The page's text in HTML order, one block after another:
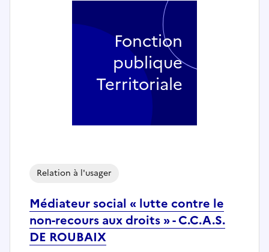
Médiateur social « lutte contre le
non-recours aux droits » - C.C.A.S.
DE ROUBAIX
Relation à l'usager
Fonction
publique
Territoriale